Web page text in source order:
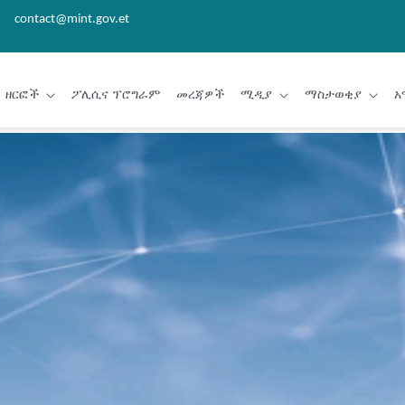
contact@mint.gov.et
ዘርፎች ፖሊሲና ፕሮግራም መረጃዎች ሚዲያ ማስታወቂያ